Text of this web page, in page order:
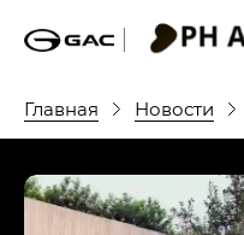
Главная Новости